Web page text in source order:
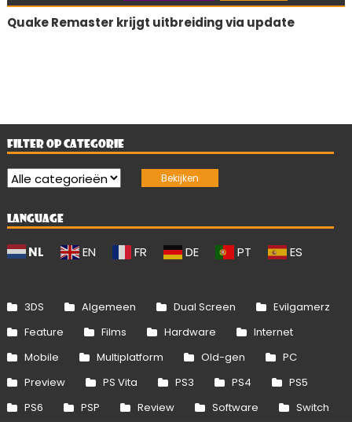
Quake Remaster krijgt uitbreiding via update
FILTER OP CATEGORIE
LANGUAGE
NL EN FR DE PT ES
3DS Algemeen Dual Screen
Evilgamerz
Feature
Films Hardware
Internet
Mobile
Multiplatform Old-gen
PC
Preview
PS Vita PS3 PS4
PS5
PS6
PSP Review Software Switch